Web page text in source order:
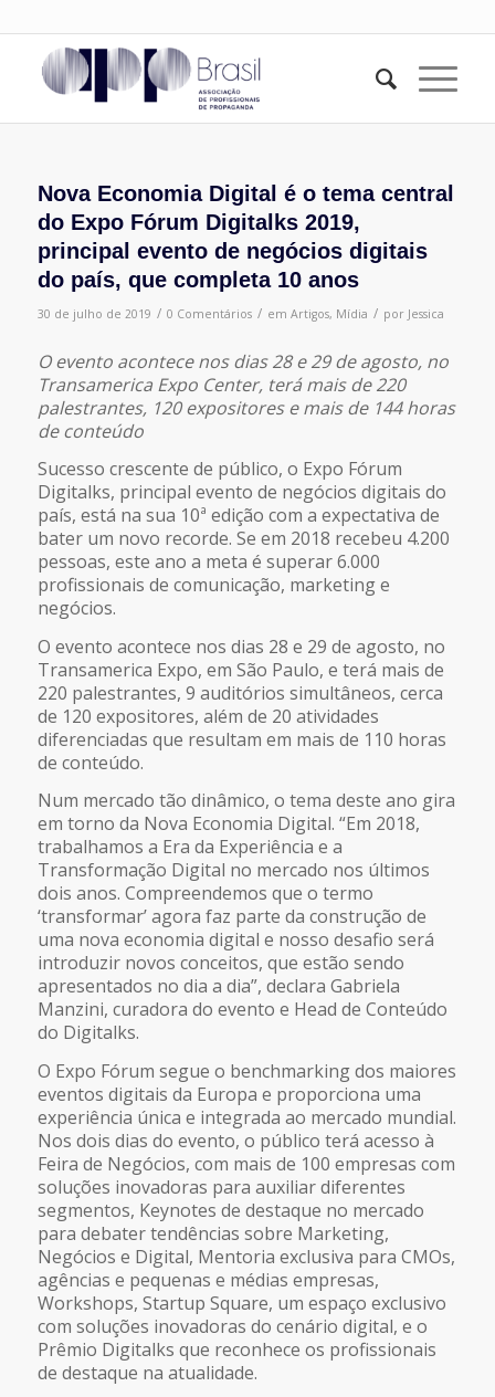
Nova Economia Digital é o tema central
do Expo Fórum Digitalks 2019,
principal evento de negócios digitais
do país, que completa 10 anos
30 de julho de 2019 / 0 Comentários / em Artigos, Mídia / por Jessica
O evento acontece nos dias 28 e 29 de agosto, no
Transamerica Expo Center, terá mais de 220
palestrantes, 120 expositores e mais de 144 horas
de conteúdo
Sucesso crescente de público, o Expo Fórum
Digitalks, principal evento de negócios digitais do
país, está na sua 10ª edição com a expectativa de
bater um novo recorde. Se em 2018 recebeu 4.200
pessoas, este ano a meta é superar 6.000
profissionais de comunicação, marketing e
negócios.
O evento acontece nos dias 28 e 29 de agosto, no
Transamerica Expo, em São Paulo, e terá mais de
220 palestrantes, 9 auditórios simultâneos, cerca
de 120 expositores, além de 20 atividades
diferenciadas que resultam em mais de 110 horas
de conteúdo.
Num mercado tão dinâmico, o tema deste ano gira
em torno da Nova Economia Digital. “Em 2018,
trabalhamos a Era da Experiência e a
Transformação Digital no mercado nos últimos
dois anos. Compreendemos que o termo
‘transformar’ agora faz parte da construção de
uma nova economia digital e nosso desafio será
introduzir novos conceitos, que estão sendo
apresentados no dia a dia”, declara Gabriela
Manzini, curadora do evento e Head de Conteúdo
do Digitalks.
O Expo Fórum segue o benchmarking dos maiores
eventos digitais da Europa e proporciona uma
experiência única e integrada ao mercado mundial.
Nos dois dias do evento, o público terá acesso à
Feira de Negócios, com mais de 100 empresas com
soluções inovadoras para auxiliar diferentes
segmentos, Keynotes de destaque no mercado
para debater tendências sobre Marketing,
Negócios e Digital, Mentoria exclusiva para CMOs,
agências e pequenas e médias empresas,
Workshops, Startup Square, um espaço exclusivo
com soluções inovadoras do cenário digital, e o
Prêmio Digitalks que reconhece os profissionais
de destaque na atualidade.